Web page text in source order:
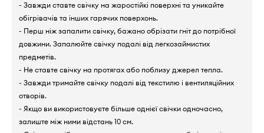
- Завжди ставте свічку на жаростійкі поверхні та уникайте
обігрівачів та інших гарячих поверхонь.
- Перш ніж запалити свічку, бажано обрізати гніт до потрібної
довжини. Запалюйте свічку подалі від легкозаймистих
предметів.
- Не ставте свічку на протягах або поблизу джерел тепла.
- Завжди тримайте свічку подалі від текстилю і вентиляційних
отворів.
- Якщо ви використовуєте більше однієї свічки одночасно,
залиште між ними відстань 10 см.